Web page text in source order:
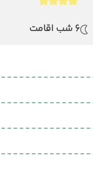
6 شب اقامت